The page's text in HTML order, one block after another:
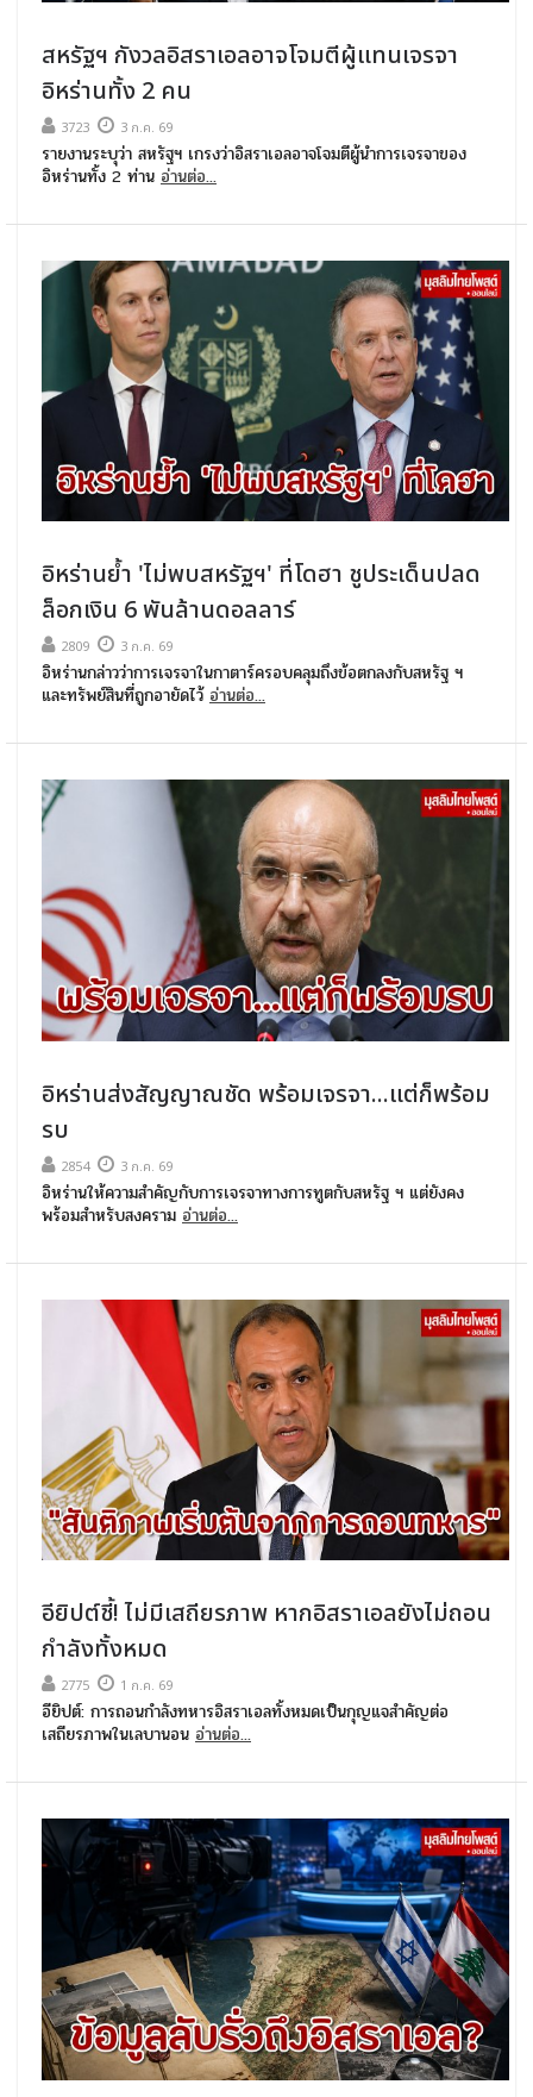
สหรัฐฯ กังวลอิสราเอลอาจโจมตีผู้แทนเจรจา
อิหร่านทั้ง 2 คน
3723 3 ก.ค. 69
รายงานระบุว่า สหรัฐฯ เกรงว่าอิสราเอลอาจโจมตีผู้นำการเจรจาของ
อิหร่านทั้ง 2 ท่าน อ่านต่อ...
อิหร่านย้ำ 'ไม่พบสหรัฐฯ' ที่โดฮา ชูประเด็นปลด
ล็อกเงิน 6 พันล้านดอลลาร์
2809 3 ก.ค. 69
อิหร่านกล่าวว่าการเจรจาในกาตาร์ครอบคลุมถึงข้อตกลงกับสหรัฐ ฯ
และทรัพย์สินที่ถูกอายัดไว้อ่านต่อ...
อิหร่านส่งสัญญาณชัด พร้อมเจรจา...แต่ก็พร้อม
รบ
2854 3 ก.ค. 69
อิหร่านให้ความสำคัญกับการเจรจาทางการทูตกับสหรัฐ ฯ แต่ยังคง
พร้อมสำหรับสงคราม อ่านต่อ...
อียิปต์ชี้! ไม่มีเสถียรภาพ หากอิสราเอลยังไม่ถอน
กำลังทั้งหมด
2775 1 ก.ค. 69
อียิปต์: การถอนกำลังทหารอิสราเอลทั้งหมดเป็นกุญแจสำคัญต่อ
เสถียรภาพในเลบานอน อ่านต่อ...